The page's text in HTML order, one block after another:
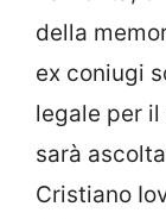
della
ex coniugi
legale per
sarà
Cristiano